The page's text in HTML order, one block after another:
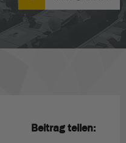
Beitrag teilen: